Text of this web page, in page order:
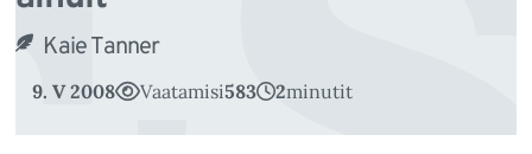
Kaie Tanner
9. V 2008 Vaatamisi583 2minutit